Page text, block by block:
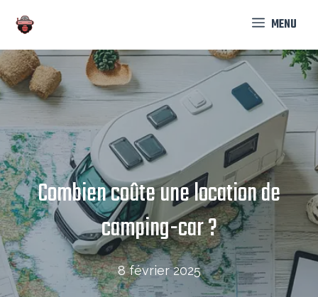
contenu
MENU
Combien coûte une location de
camping-car ?
8 février 2025